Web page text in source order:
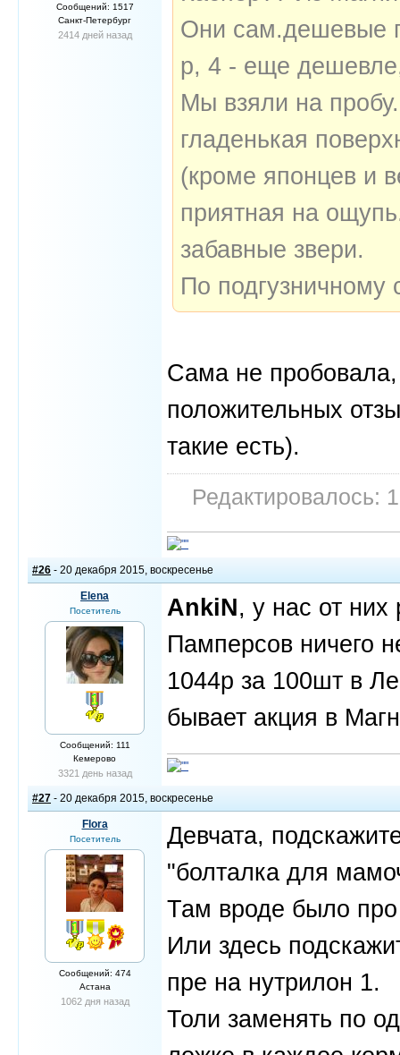
Сообщений: 1517
Санкт-Петербург
2414 дней назад
Они сам.дешевые
р, 4 - еще
Мы взяли на
гладенькая
(кроме японцев и
приятная на
забавные звери.
По подгузничному
Сама не
положительных
такие есть).
Редактировалось:
#26 - 20 декабря 2015, воскресенье
Elena
Посетитель
Сообщений: 111
Кемерово
3321 день назад
AnkiN, у нас от
Памперсов ничего
1044р за 100шт в
бывает акция в
#27 - 20 декабря 2015, воскресенье
Flora
Посетитель
Сообщений: 474
Астана
1062 дня назад
Девчата,
"болталка для
Там вроде было
Или здесь
пре на нутрилон 1.
Толи заменять по